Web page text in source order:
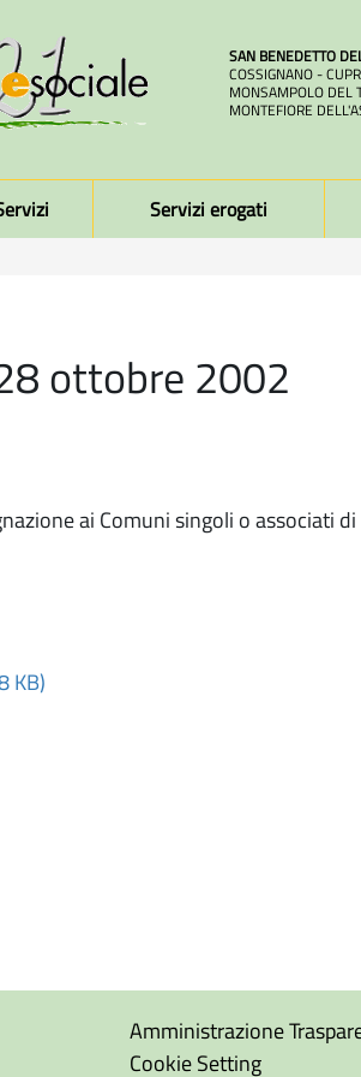
SAN BENEDETTO
COSSIGNANO -
MONSAMPOLO DEL
MONTEFIORE
Servizi erogati
ottobre 2002
ai Comuni singoli o associati
KB)
Amministrazione
Cookie Setting